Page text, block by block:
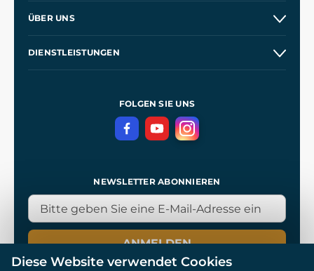
Großhandel
ÜBER UNS
DIENSTLEISTUNGEN
GeschäftsbedingungenFOLGEN SIE UNS
NEWSLETTER ABONNIEREN
ANMELDEN
Diese Website verwendet Cookies